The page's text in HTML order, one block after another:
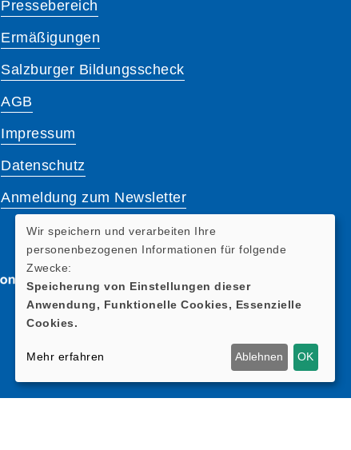
Pressebereich
Ermäßigungen
Salzburger Bildungsscheck
AGB
Impressum
Datenschutz
Anmeldung zum Newsletter
Wir speichern und verarbeiten Ihre
personenbezogenen Informationen für folgende
Zwecke:
Speicherung von Einstellungen dieser
Anwendung, Funktionelle Cookies, Essenzielle
Cookies.
Mehr erfahren Ablehnen OK